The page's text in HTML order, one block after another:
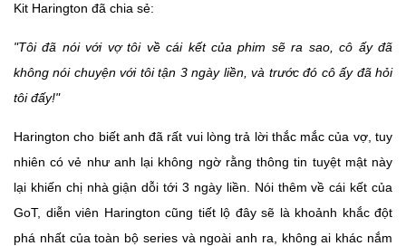
Kit Harington đã chia sẻ:
"Tôi đã nói với vợ tôi về cái kết của phim sẽ ra sao, cô ấy đã
không nói chuyện với tôi tận 3 ngày liền, và trước đó cô ấy đã hỏi
tôi đấy!"
Harington cho biết anh đã rất vui lòng trả lời thắc mắc của vợ, tuy
nhiên có vẻ như anh lại không ngờ rằng thông tin tuyệt mật này
lại khiến chị nhà giận dỗi tới 3 ngày liền. Nói thêm về cái kết của
GoT, diễn viên Harington cũng tiết lộ đây sẽ là khoảnh khắc đột
phá nhất của toàn bộ series và ngoài anh ra, không ai khác nắm